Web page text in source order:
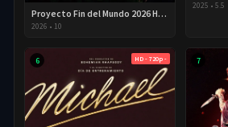
Proyecto Fin del Mundo 2026 HD 720p Latino
2026 • 10
2025 • 5.5
6 HD - 720p - 7